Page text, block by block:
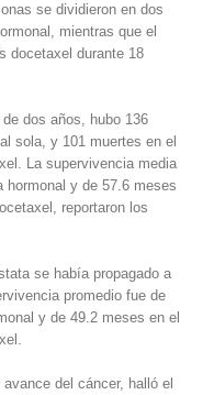
se dividieron en dos
mientras que el
docetaxel durante 18
dos años, hubo 136
sola, y 101 muertes en el
La supervivencia media
hormonal y de 57.6 meses
reportaron los
se había propagado a
promedio fue de
y de 49.2 meses en el
del cáncer, halló el